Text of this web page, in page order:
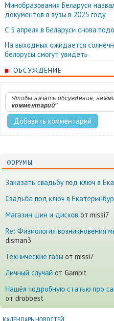
Минобразования Беларуси
документов в вузы в 2025 году
С 5 апреля в Беларуси снова
На выходных ожидается
белорусы смогут увидеть
ОБСУЖДЕНИЕ
Чтобы начать обсуждение,
комментарий"
ФОРУМЫ
Заказать свадьбу под ключ в
Cвадьба под ключ в
Магазин шин и дисков от missi7
Re: Физиология возникновения
disman3
Технические газы от missi7
Личный случай от Gambit
Нашёл подробную статью про
от drobbest